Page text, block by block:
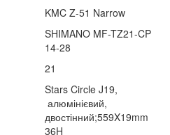
KMC Z-51 Narrow
SHIMANO MF-TZ21-CP
14-28
21
Stars Circle J19,
алюмінієвий,
двостінний;559X19mm
36H